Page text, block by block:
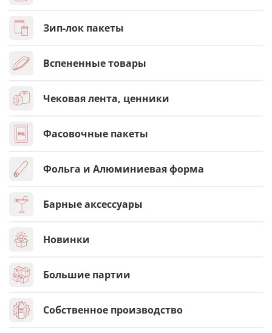
Зип-лок пакеты
Вспененные товары
Чековая лента, ценники
Фасовочные пакеты
Фольга и Алюминиевая форма
Барные аксессуары
Новинки
Большие партии
Собственное производство